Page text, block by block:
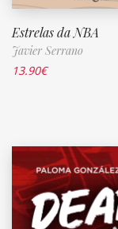
Estrelas da NBA
Javier Serrano
13.90€